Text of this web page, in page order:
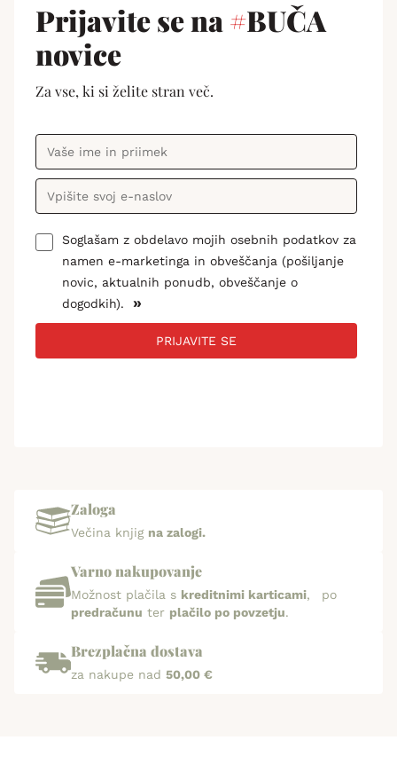
Prijavite se na#BUČA
novice
Za vse, ki si želite stran več.
Soglašam z obdelavo mojih osebnih podatkov za
namen e-marketinga in obveščanja (pošiljanje
novic, aktualnih ponudb, obveščanje o
dogodkih).
»
PRIJAVITE SE
Zaloga
Večina knjig na zalogi.
Varno nakupovanje
Možnost plačila s kreditnimi karticami, po
predračunu ter plačilo po povzetju.
Brezplačna dostava
za nakupe nad 50,00 €